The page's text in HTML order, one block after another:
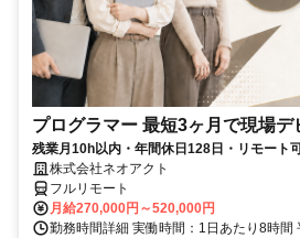
プログラマー 最短3ヶ月で現場デ
残業月10h以内・年間休日128日・リモート
株式会社ネオアクト
フルリモート
月給270,000円～520,000円
勤務時間詳細 実働時間：1日あたり8時間